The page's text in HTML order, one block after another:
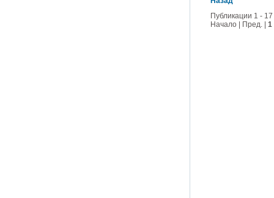
Публикации 1 -
Начало | Пред. | 1